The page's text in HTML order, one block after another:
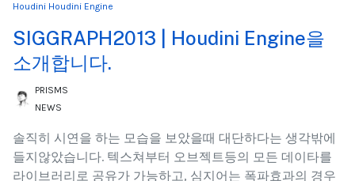
Houdini Houdini Engine
SIGGRAPH2013 | Houdini Engine을
소개합니다.
PRISMS
NEWS
솔직히 시연을 하는 모습을 보았을때 대단하다는 생각밖에
들지않았습니다. 텍스쳐부터 오브젝트등의 모든 데이타를
라이브러리로 공유가 가능하고, 심지어는 폭파효과의 경우